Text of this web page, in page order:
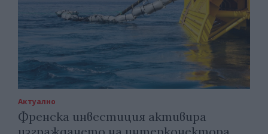
Актуално
Френска инвестиция активира